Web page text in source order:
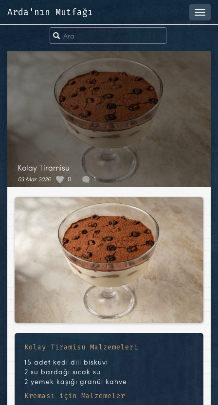
Arda'nın Mutfağı
Kolay Tiramisu
03 Mar 2026 0 1
Kolay Tiramisu Malzemeleri
15 adet kedi dili bisküvi
2 su bardağı sıcak su
2 yemek kaşığı granül kahve
Kreması için Malzemeler